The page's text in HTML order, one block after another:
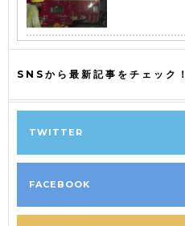
SNSから最新記事をチェック！
TWITTER
FACEBOOK